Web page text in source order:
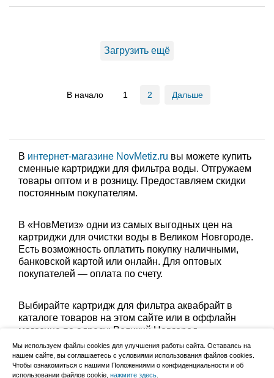
Загрузить ещё
В начало 1 2 Дальше
В интернет-магазине NovMetiz.ru вы можете купить
сменные картриджи для фильтра воды. Отгружаем
товары оптом и в розницу. Предоставляем скидки
постоянным покупателям.
В «НовМетиз» одни из самых выгодных цен на
картриджи для очистки воды в Великом Новгороде.
Есть возможность оплатить покупку наличными,
банковской картой или онлайн. Для оптовых
покупателей — оплата по счету.
Выбирайте картридж для фильтра аквабрайт в
каталоге товаров на этом сайте или в оффлайн
магазине по адресу: Великий Новгород,
Сырковское шоссе, 8а (по будням с 9:00 до 17:00, в
субботу с 9:00 до 13:00). Забрать заказ можно
лично в пункте выдачи или оформить доставку до
Мы используем файлы cookies для улучшения работы сайта. Оставаясь на
нашем сайте, вы соглашаетесь с условиями использования файлов cookies.
Чтобы ознакомиться с нашими Положениями о конфиденциальности и об
использовании файлов cookie, нажмите здесь